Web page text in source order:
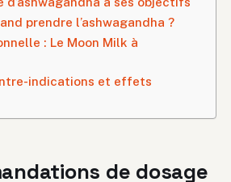
prendre l’ashwagandha ?
: Le Moon Milk à
indications et effets
de dosage